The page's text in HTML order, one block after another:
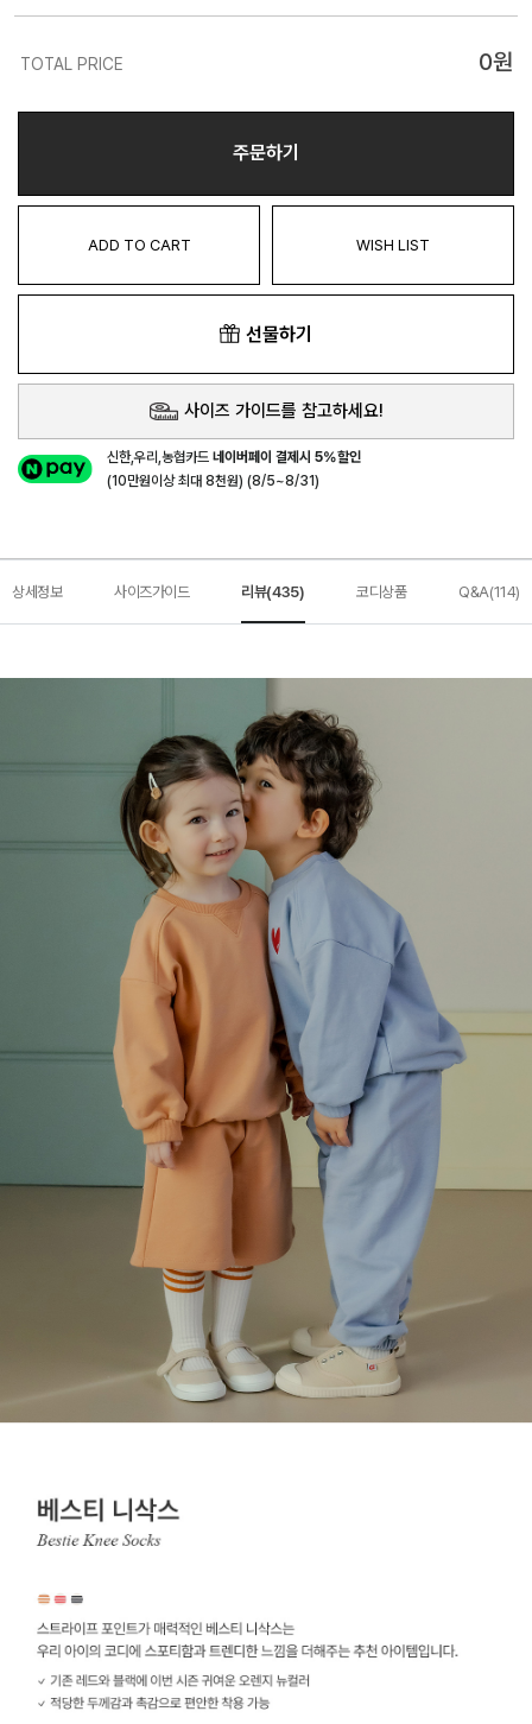
TOTAL PRICE 0원
주문하기
ADD TO CART WISH LIST
선물하기
사이즈 가이드를 참고하세요!
신한,우리,농협카드네이버페이 결제시 5%할인
(10만원이상 최대 8천원) (8/5~8/31)
상세정보 사이즈가이드 리뷰(435) 코디상품 Q&A(114)